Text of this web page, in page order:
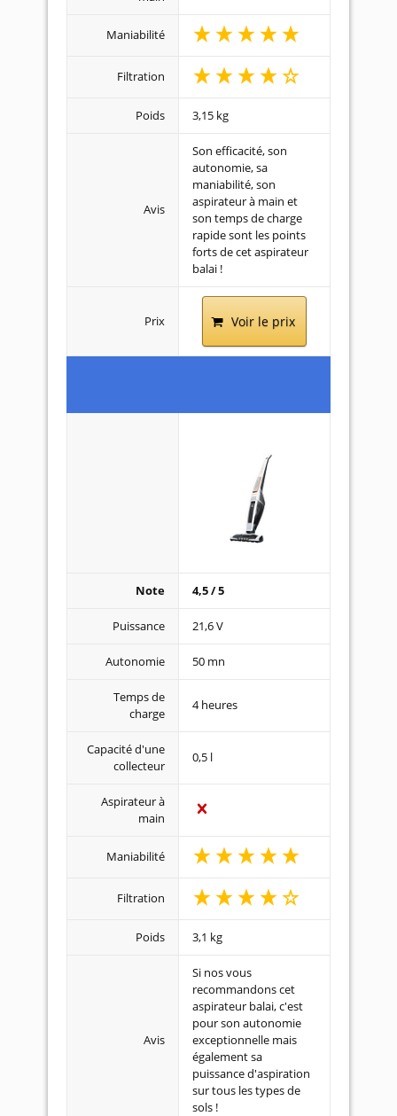
Maniabilité
Filtration
Poids 3,15 kg
Avis
Son efficacité, son
autonomie, sa
maniabilité, son
aspirateur à main et
son temps de charge
rapide sont les points
forts de cet aspirateur
balai !
Prix Voir le prix
Note 4,5 / 5
Puissance 21,6 V
Autonomie 50 mn
Temps de
charge
4 heures
Capacité d'une
collecteur
0,5 l
Aspirateur à
main
Maniabilité
Filtration
Poids 3,1 kg
Avis
Si nos vous
recommandons cet
aspirateur balai, c'est
pour son autonomie
exceptionnelle mais
également sa
puissance d'aspiration
sur tous les types de
sols !